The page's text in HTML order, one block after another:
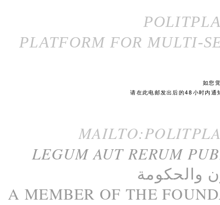
PLATFORM FOR MULTI-
如您
请在此电邮发出后的48小时内通
LEGUM AUT RERUM
والحكومة
A MEMBER OF THE